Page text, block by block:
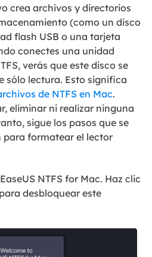
crea archivos y directorios
(como un disco
flash USB o una tarjeta
conectes una unidad
verás que este disco se
sólo lectura. Esto significa
de NTFS en Mac.
eliminar ni realizar ninguna
sigue los pasos que se
formatear el lector
NTFS for Mac. Haz clic
desbloquear este